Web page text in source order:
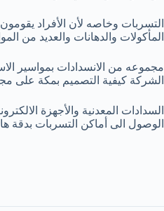
التسربات وخاصه لأن الأفراد
المأكولات والدهانات والعديد من
مجموعه من الانسدادات بمواسير
الشركة كيفية التصميم بمكة على
السدادات المعدنية والأجهزة
الوصول الى أماكن التسربات بدقة